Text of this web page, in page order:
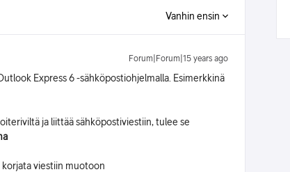
Vanhin ensin
Forum|Forum|15 years ago
Express 6 -sähköpostiohjelmalla. Esimerkkinä
ja liittää sähköpostiviestiin, tulee se
korjata viestiin muotoon